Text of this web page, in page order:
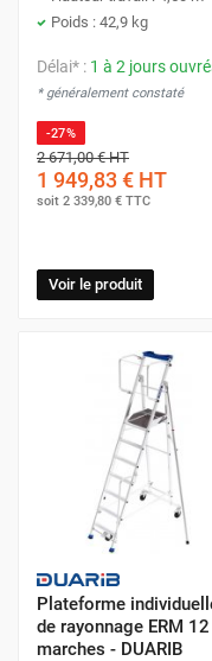
Poids : 42,9 kg
Délai* : 1 à 2 jours
* généralement constaté
-27%
2 671,00 €HT
1 949,83 € HT
soit 2 339,80 € TTC
Voir le produit
Plateforme
de rayonnage ERM 12
marches - DUARIB